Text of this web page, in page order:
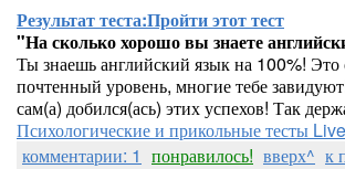
Результат теста:Пройти этот тест
"На сколько хорошо вы знаете
Ты знаешь английский язык на 100%!
почтенный уровень, многие тебе
сам(а) добился(ась) этих успехов! Так
Психологические и прикольные тесты
комментарии: 1 понравилось! вверх^ к